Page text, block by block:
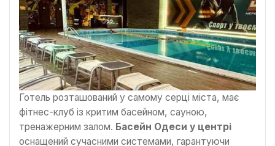
Готель розташований у самому серці міста, має
фітнес-клуб із критим басейном, сауною,
тренажерним залом. Басейн Одеси у центрі
оснащений сучасними системами, гарантуючи